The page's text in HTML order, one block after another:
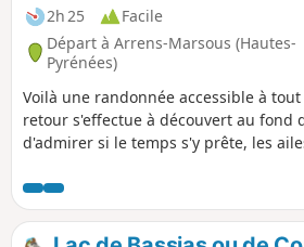
2h 25
Facile
Départ à Arrens-Marsous (Hautes-
Pyrénées)
Voilà une randonnée accessible à
retour s'effectue à découvert au fond
d'admirer si le temps s'y prête, les
au Grand Gabizos (Nord à Nord-Ouest).